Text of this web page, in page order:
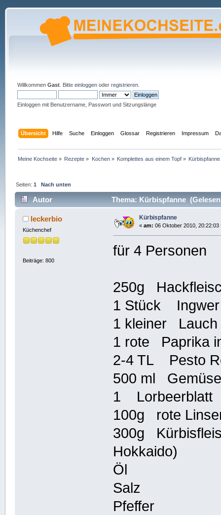
Willkommen Gast. Bitte einloggenoder registrieren.
Einloggen mit Benutzername, Passwort und Sitzungslänge
Übersicht Hilfe Suche Einloggen Glossar Registrieren Impressum
Meine Kochseite » Rezepte » Kochen» Komplettes aus einem Topf » Kürbispfanne
Seiten:1 Nach unten
Autor Thema: Kürbispfanne (Gelesen
leckerbio
Küchenchef
Beiträge: 800
Kürbispfanne
« am: 06 Oktober 2010, 20:22:03
für 4 Personen
250g
1 Stück Ingwer
1 kleiner Lauch
1 rote Paprika
2-4 TL Pesto
500 ml
1 Lorbeerblatt
100g rote
300g
Hokkaido)
Öl
Salz
Pfeffer